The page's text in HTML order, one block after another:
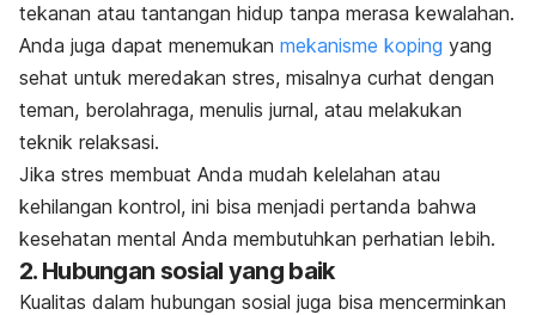
tekanan atau tantangan hidup tanpa merasa kewalahan.
Anda juga dapat menemukan mekanisme koping yang
sehat untuk meredakan stres, misalnya curhat dengan
teman, berolahraga, menulis jurnal, atau melakukan
teknik relaksasi.
Jika stres membuat Anda mudah kelelahan atau
kehilangan kontrol, ini bisa menjadi pertanda bahwa
kesehatan mental Anda membutuhkan perhatian lebih.
2. Hubungan sosial yang baik
Kualitas dalam hubungan sosial juga bisa mencerminkan